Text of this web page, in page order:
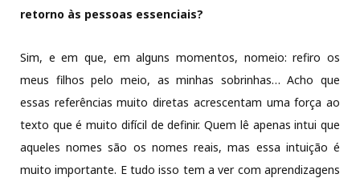
retorno às pessoas essenciais?
Sim, e em que, em alguns momentos, nomeio: refiro os
meus filhos pelo meio, as minhas sobrinhas… Acho que
essas referências muito diretas acrescentam uma força ao
texto que é muito difícil de definir. Quem lê apenas intui que
aqueles nomes são os nomes reais, mas essa intuição é
muito importante. E tudo isso tem a ver com aprendizagens